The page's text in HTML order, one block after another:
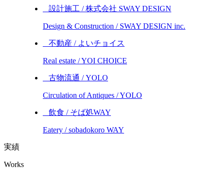
_ 設計施工 / 株式会社 SWAY DESIGN
Design & Construction / SWAY DESIGN inc.
_ 不動産 / よいチョイス
Real estate / YOI CHOICE
_ 古物流通 / YOLO
Circulation of Antiques / YOLO
_ 飲食 / そば処WAY
Eatery / sobadokoro WAY
実績
Works